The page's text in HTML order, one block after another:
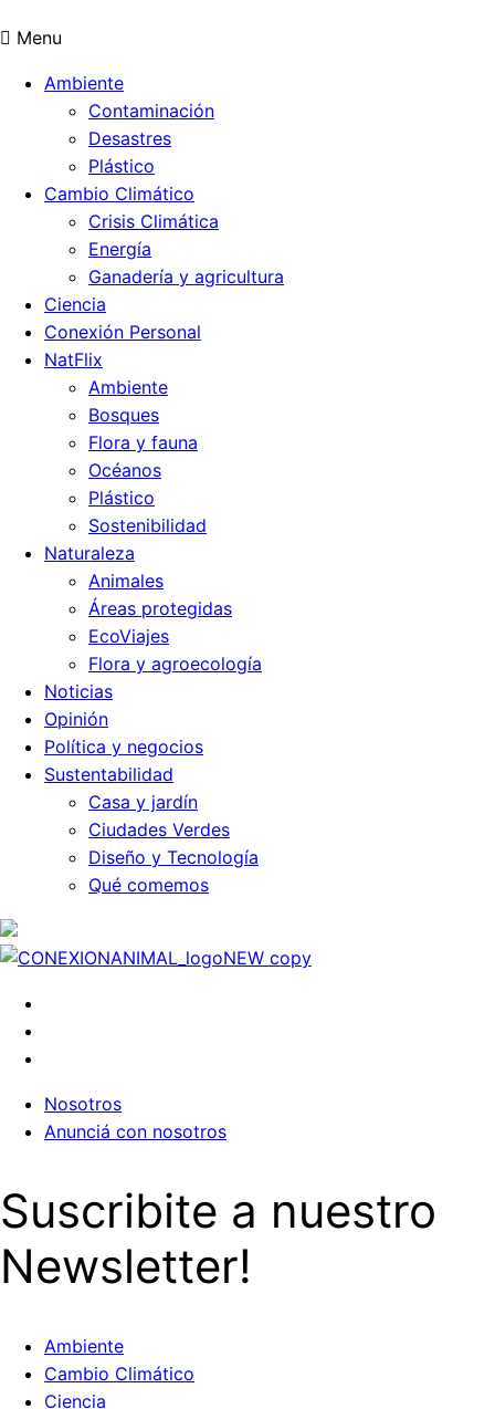
Menu
Ambiente
Contaminación
Desastres
Plástico
Cambio Climático
Crisis Climática
Energía
Ganadería y agricultura
Ciencia
Conexión Personal
NatFlix
Ambiente
Bosques
Flora y fauna
Océanos
Plástico
Sostenibilidad
Naturaleza
Animales
Áreas protegidas
EcoViajes
Flora y agroecología
Noticias
Opinión
Política y negocios
Sustentabilidad
Casa y jardín
Ciudades Verdes
Diseño y Tecnología
Qué comemos
Nosotros
Anunciá con nosotros
Suscribite a nuestro
Newsletter!
Ambiente
Cambio Climático
Ciencia